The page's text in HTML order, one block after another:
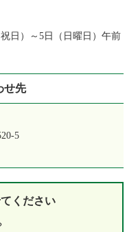
日）～5日（日曜日）午前
せ先
5
ください